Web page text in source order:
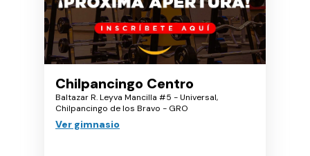
Chilpancingo Centro
Baltazar R. Leyva Mancilla #5 - Universal,
Chilpancingo de los Bravo - GRO
Ver gimnasio